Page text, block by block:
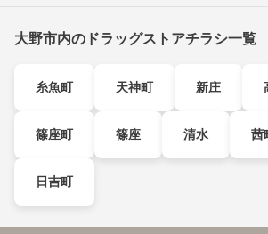
大野市内のドラッグストアチラシ一覧
糸魚町 天神町 新庄
篠座町 篠座 清水 茜
日吉町